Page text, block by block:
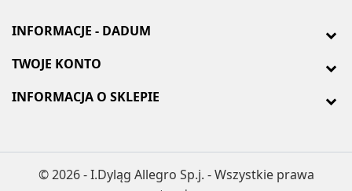
INFORMACJE - DADUM
TWOJE KONTO
INFORMACJA O SKLEPIE
© 2026 - I.Dyląg Allegro Sp.j. - Wszystkie prawa